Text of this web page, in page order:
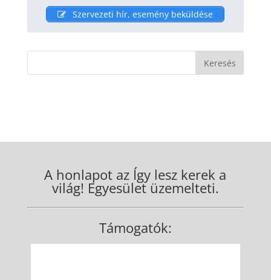
Szervezeti hír, esemény beküldése
A honlapot az Így lesz kerek a
világ! Egyesület üzemelteti.
Támogatók: